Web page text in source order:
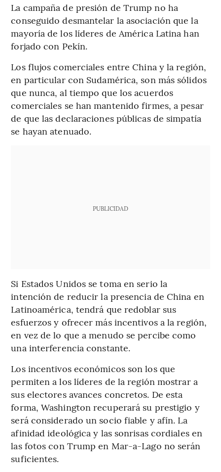
La campaña de presión de Trump no ha
conseguido desmantelar la asociación que la
mayoría de los líderes de América Latina han
forjado con Pekín.
Los flujos comerciales entre China y la región,
en particular con Sudamérica, son más sólidos
que nunca, al tiempo que los acuerdos
comerciales se han mantenido firmes, a pesar
de que las declaraciones públicas de simpatía
se hayan atenuado.
PUBLICIDAD
Si Estados Unidos se toma en serio la
intención de reducir la presencia de China en
Latinoamérica, tendrá que redoblar sus
esfuerzos y ofrecer más incentivos a la región,
en vez de lo que a menudo se percibe como
una interferencia constante.
Los incentivos económicos son los que
permiten a los líderes de la región mostrar a
sus electores avances concretos. De esta
forma, Washington recuperará su prestigio y
será considerado un socio fiable y afín. La
afinidad ideológica y las sonrisas cordiales en
las fotos con Trump en Mar-a-Lago no serán
suficientes.